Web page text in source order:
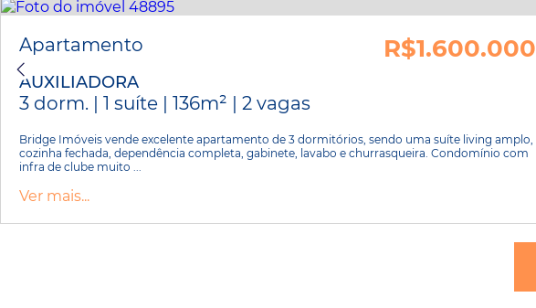
Apartamento R$1.600.000
AUXILIADORA
3 dorm. | 1 suíte | 136m² | 2 vagas
Bridge Imóveis vende excelente apartamento de 3 dormitórios, sendo uma suíte living amplo,
cozinha fechada, dependência completa, gabinete, lavabo e churrasqueira. Condomínio com
infra de clube muito ...
Ver mais...